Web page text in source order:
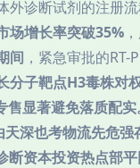
外诊断试剂的注册
场增长率突破35%
间 ，紧急审批的RT-
分子靶点H3毒株对
显著避免落质配
深也考物流先危强
资本投资热点部